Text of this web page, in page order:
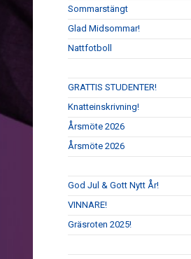
Sommarstängt
Glad Midsommar!
Nattfotboll
GRATTIS STUDENTER!
Knatteinskrivning!
Årsmöte 2026
Årsmöte 2026
God Jul & Gott Nytt År!
VINNARE!
Gräsroten 2025!